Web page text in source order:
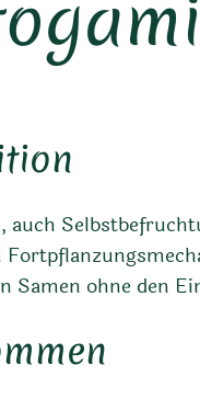
auch
Samen ohne den